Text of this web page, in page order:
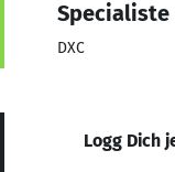
Specialiste
DXC
Logg Dich